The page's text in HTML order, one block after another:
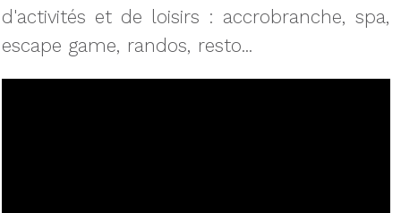
d'activités et de loisirs : accrobranche, spa,
escape game, randos, resto...